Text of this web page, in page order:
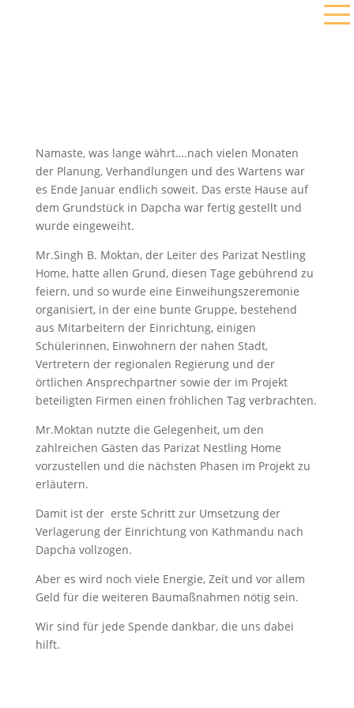
Namaste, was lange währt….nach vielen Monaten
der Planung, Verhandlungen und des Wartens war
es Ende Januar endlich soweit. Das erste Hause auf
dem Grundstück in Dapcha war fertig gestellt und
wurde eingeweiht.
Mr.Singh B. Moktan, der Leiter des Parizat Nestling
Home, hatte allen Grund, diesen Tage gebührend zu
feiern, und so wurde eine Einweihungszeremonie
organisiert, in der eine bunte Gruppe, bestehend
aus Mitarbeitern der Einrichtung, einigen
Schülerinnen, Einwohnern der nahen Stadt,
Vertretern der regionalen Regierung und der
örtlichen Ansprechpartner sowie der im Projekt
beteiligten Firmen einen fröhlichen Tag verbrachten.
Mr.Moktan nutzte die Gelegenheit, um den
zahlreichen Gästen das Parizat Nestling Home
vorzustellen und die nächsten Phasen im Projekt zu
erläutern.
Damit ist der erste Schritt zur Umsetzung der
Verlagerung der Einrichtung von Kathmandu nach
Dapcha vollzogen.
Aber es wird noch viele Energie, Zeit und vor allem
Geld für die weiteren Baumaßnahmen nötig sein.
Wir sind für jede Spende dankbar, die uns dabei
hilft.